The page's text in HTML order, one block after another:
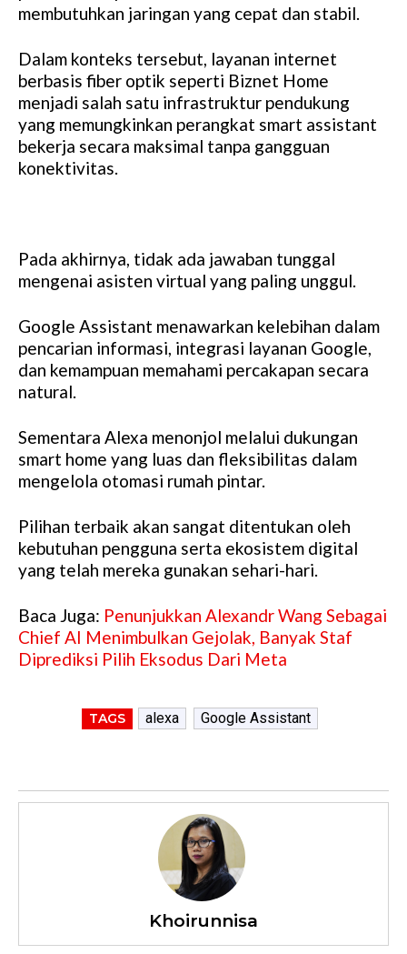
membutuhkan jaringan yang cepat dan stabil.
Dalam konteks tersebut, layanan internet
berbasis fiber optik seperti Biznet Home
menjadi salah satu infrastruktur pendukung
yang memungkinkan perangkat smart assistant
bekerja secara maksimal tanpa gangguan
konektivitas.
Pada akhirnya, tidak ada jawaban tunggal
mengenai asisten virtual yang paling unggul.
Google Assistant menawarkan kelebihan dalam
pencarian informasi, integrasi layanan Google,
dan kemampuan memahami percakapan secara
natural.
Sementara Alexa menonjol melalui dukungan
smart home yang luas dan fleksibilitas dalam
mengelola otomasi rumah pintar.
Pilihan terbaik akan sangat ditentukan oleh
kebutuhan pengguna serta ekosistem digital
yang telah mereka gunakan sehari-hari.
Baca Juga: Penunjukkan Alexandr Wang Sebagai
Chief AI Menimbulkan Gejolak, Banyak Staf
Diprediksi Pilih Eksodus Dari Meta
TAGS alexa Google Assistant
Khoirunnisa